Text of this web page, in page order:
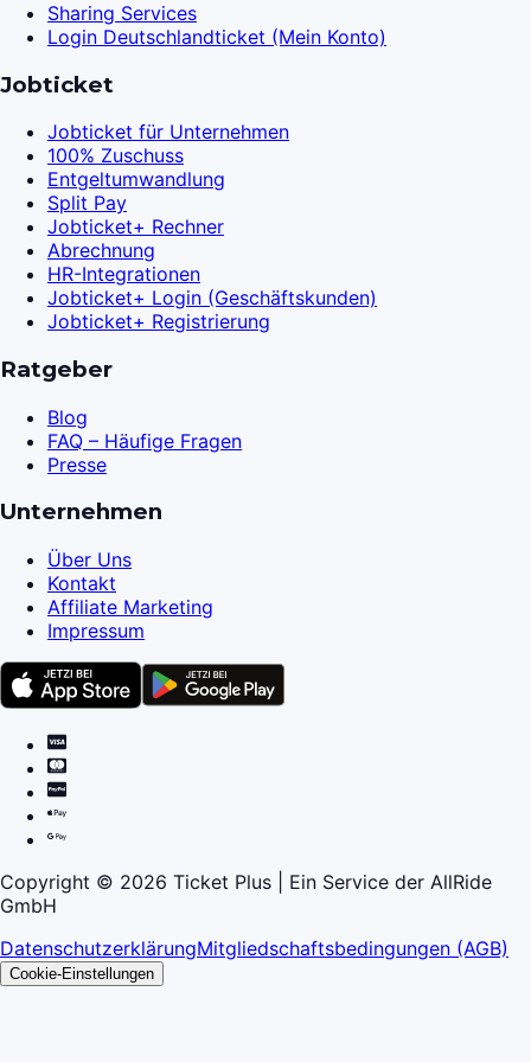
Sharing Services
Login Deutschlandticket (Mein Konto)
Jobticket
Jobticket für Unternehmen
100% Zuschuss
Entgeltumwandlung
Split Pay
Jobticket+ Rechner
Abrechnung
HR-Integrationen
Jobticket+ Login (Geschäftskunden)
Jobticket+ Registrierung
Ratgeber
Blog
FAQ – Häufige Fragen
Presse
Unternehmen
Über Uns
Kontakt
Affiliate Marketing
Impressum
Copyright © 2026 Ticket Plus | Ein Service der AllRide
GmbH
DatenschutzerklärungMitgliedschaftsbedingungen (AGB)
Cookie-Einstellungen